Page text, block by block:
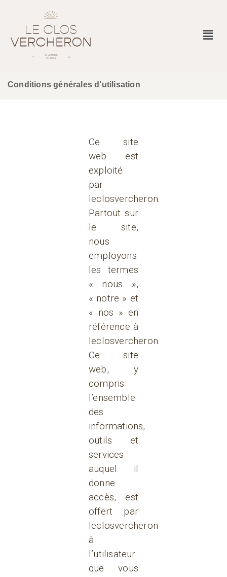
Conditions générales d’utilisation
Ce site
web est
exploité
par
leclosvercheron.
Partout sur
le site,
nous
employons
les termes
« nous »,
« notre » et
« nos » en
référence à
leclosvercheron.
Ce site
web, y
compris
l’ensemble
des
informations,
outils et
services
auquel il
donne
accès, est
offert par
leclosvercheron
à
l’utilisateur
que vous